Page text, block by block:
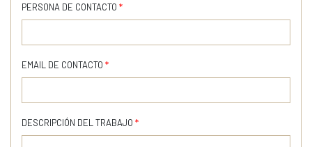
PERSONA DE CONTACTO *
EMAIL DE CONTACTO *
DESCRIPCIÓN DEL TRABAJO *